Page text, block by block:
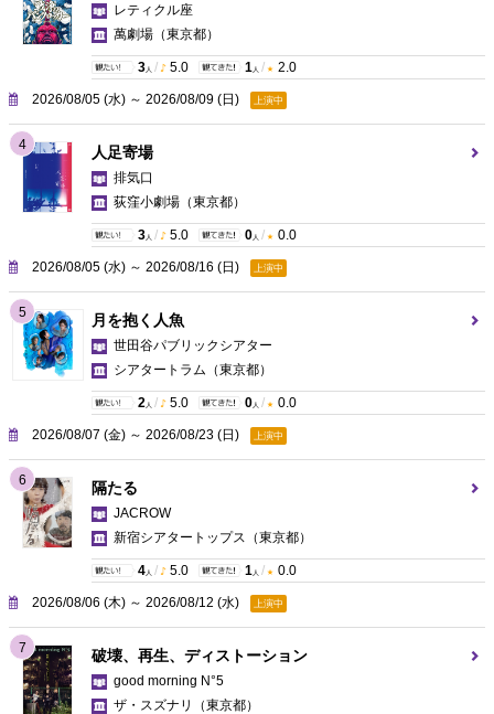
レティクル座
萬劇場 （東京都）
3 人 / 5.0 1 人 / 2.0
2026/08/05 (水) ～ 2026/08/09 (日) 上演中
4 人足寄場
排気口
荻窪小劇場 （東京都）
3 人 / 5.0 0 人 / 0.0
2026/08/05 (水) ～ 2026/08/16 (日) 上演中
5 月を抱く人魚
世田谷パブリックシアター
シアタートラム （東京都）
2 人 / 5.0 0 人 / 0.0
2026/08/07 (金) ～ 2026/08/23 (日) 上演中
6 隔たる
JACROW
新宿シアタートップス
（東京都）
4 人 / 5.0 1 人 / 0.0
2026/08/06 (木) ～ 2026/08/12 (水) 上演中
7 破壊、再生、ディストーション
good morning N°5
ザ・スズナリ
（東京都）